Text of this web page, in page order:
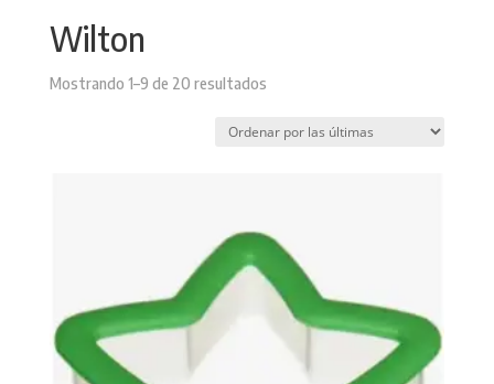
Wilton
Mostrando 1–9 de 20 resultadosSorted